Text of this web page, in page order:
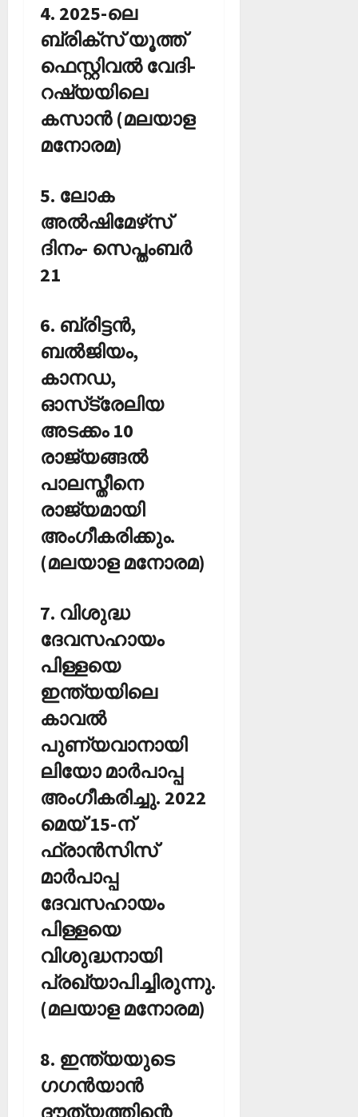
4. 2025-ലെ
ബ്രിക്‌സ് യൂത്ത്
ഫെസ്റ്റിവല്‍ വേദി-
റഷ്യയിലെ
കസാന്‍ (മലയാള
മനോരമ)
5. ലോക
അല്‍ഷിമേഴ്‌സ്
ദിനം- സെപ്തംബര്‍
21
6. ബ്രിട്ടന്‍,
ബല്‍ജിയം,
കാനഡ,
ഓസ്‌ട്രേലിയ
അടക്കം 10
രാജ്യങ്ങല്‍
പാലസ്തീനെ
രാജ്യമായി
അംഗീകരിക്കും.
(മലയാള മനോരമ)
7. വിശുദ്ധ
ദേവസഹായം
പിള്ളയെ
ഇന്ത്യയിലെ
കാവല്‍
പുണ്യവാനായി
ലിയോ മാര്‍പാപ്പ
അംഗീകരിച്ചു. 2022
മെയ് 15-ന്
ഫ്രാന്‍സിസ്
മാര്‍പാപ്പ
ദേവസഹായം
പിള്ളയെ
വിശുദ്ധനായി
പ്രഖ്യാപിച്ചിരുന്നു.
(മലയാള മനോരമ)
8. ഇന്ത്യയുടെ
ഗഗന്‍യാന്‍